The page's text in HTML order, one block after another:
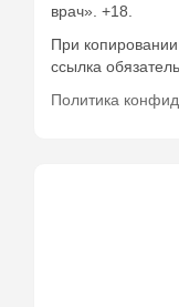
врач». +18.
При
ссылка
Политика